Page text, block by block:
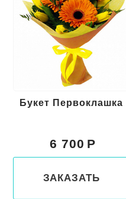
Букет Первоклашка
6 700
ЗАКАЗАТЬ